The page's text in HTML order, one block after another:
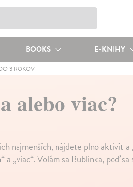
BOOKS E-KNIHY
3 ROKOV
alebo viac?
najmenších, nájdete plno aktivít
a „viac“. Volám sa Bublinka, poď